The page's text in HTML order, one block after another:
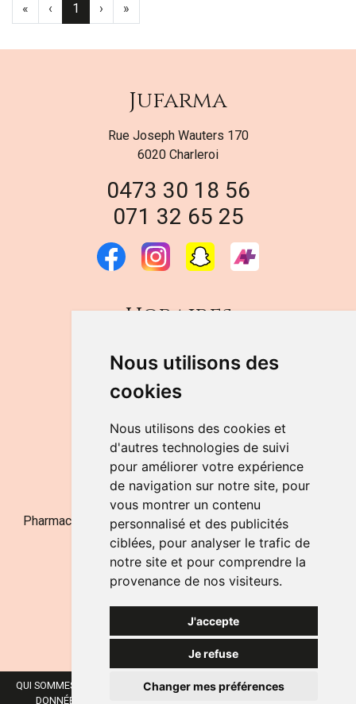
Nous utilisons des
cookies
Nous utilisons des cookies et
d'autres technologies de suivi
pour améliorer votre expérience
de navigation sur notre site, pour
vous montrer un contenu
personnalisé et des publicités
ciblées, pour analyser le trafic de
notre site et pour comprendre la
provenance de nos visiteurs.
J'accepte
Je refuse
Changer mes préférences
« ‹ 1 › »
Jufarma
Rue Joseph Wauters 170
6020 Charleroi
0473 30 18 56
071 32 65 25
Horaires
DU LUNDI AU VENDREDI
de 9h à 12h30 et de 14h à 18h
LE SAMEDI
de 9h à 12h30
NOUS CONTACTER
Pharmacie Jufarma - Fatima Abachra - APB 521704 - N°
Entreprise BE0882-700-592
QUI SOMMES-NOUS ? NOS MARQUES MENTIONS LÉGALES
DONNÉES PERSONNELLES